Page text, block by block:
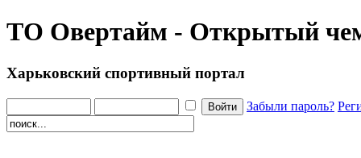
ТО Овертайм - Открытый
Харьковский спортивный портал
Забыли пароль?